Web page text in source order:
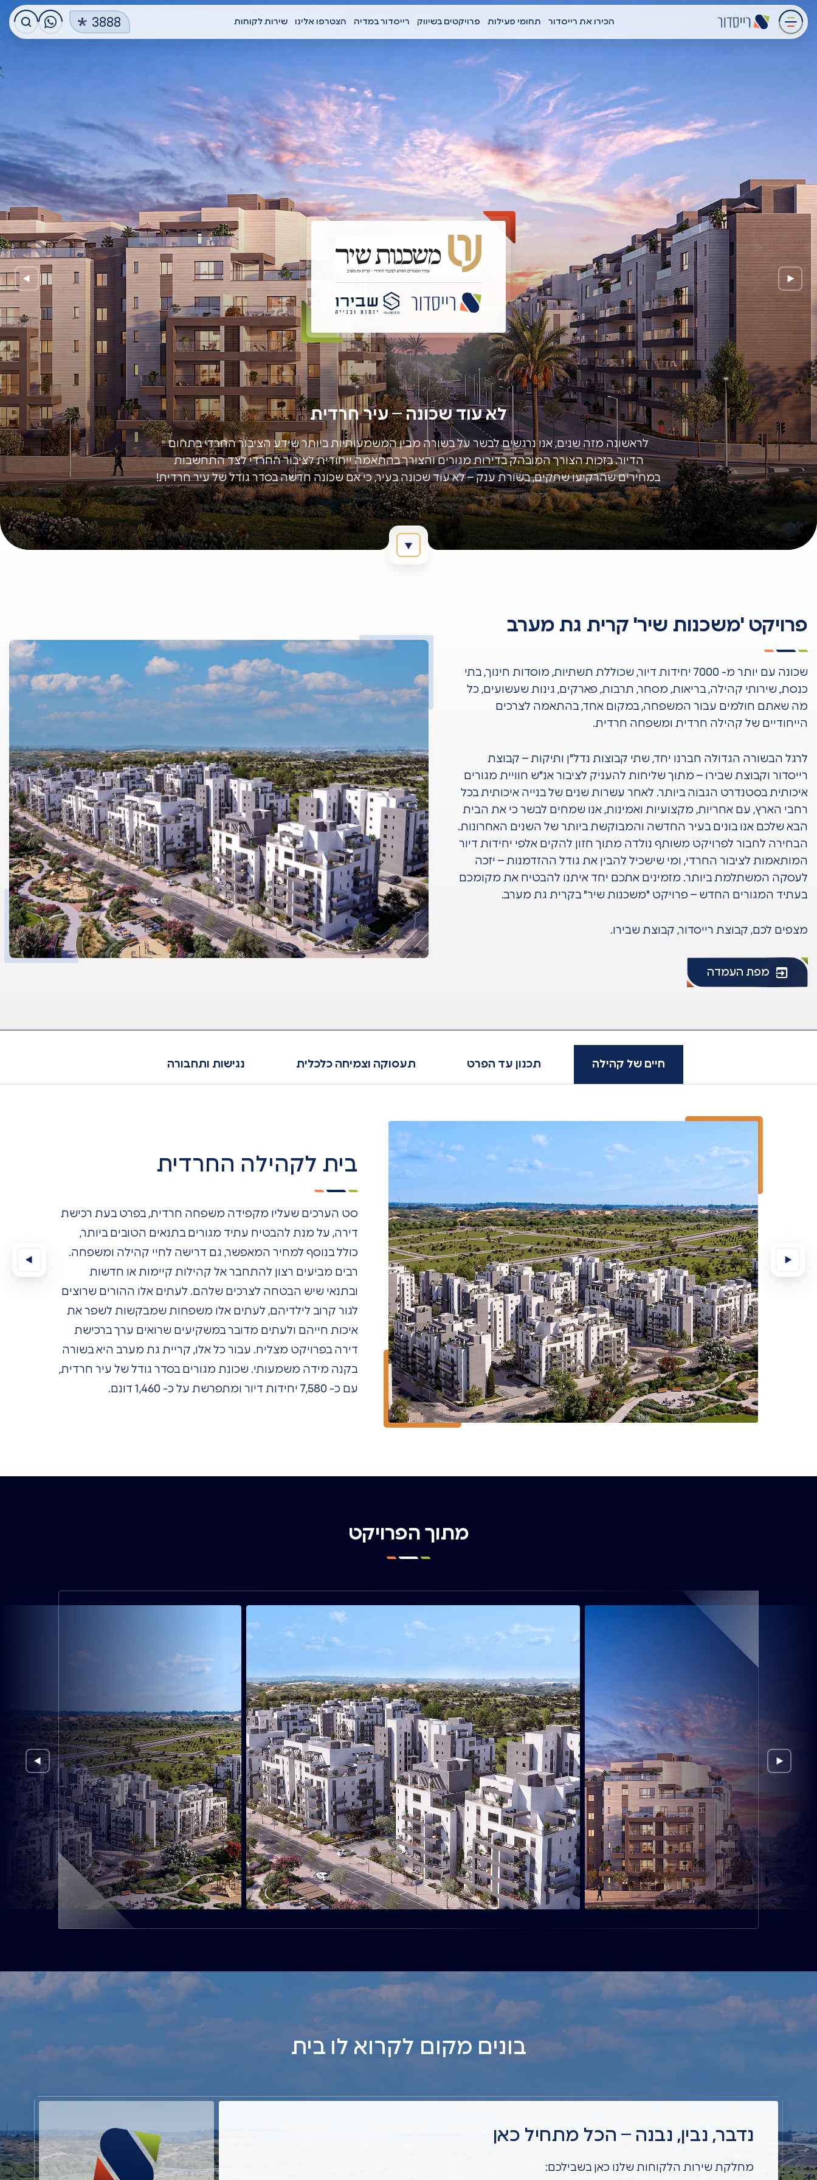
מעבר
לתוכן
הכירו את רייסדור תחומי פעילות פרויקטים בשיווק רייסדור במדיה הצטרפו אלינו שירות לקוחות 3888
לא עוד שכונה – עיר חרדית
לראשונה מזה שנים, אנו נרגשים לבשר על בשורה מבין המשמעותיות ביותר שידע הציבור החרדי בתחום
הדיור. בזכות הצורך המובהק בדירות מגורים והצורך בהתאמה ייחודית לציבור החרדי לצד התחשבות
במחירים שהרקיעו שחקים, בשורת ענק – לא עוד שכונה בעיר, כי אם שכונה חדשה בסדר גודל של עיר חרדית!
פרויקט 'משכנות שיר' קרית גת מערב
שכונה עם יותר מ- 7000 יחידות דיור, שכוללת תשתיות, מוסדות חינוך, בתי
כנסת, שירותי קהילה, בריאות, מסחר, תרבות, פארקים, גינות שעשועים, כל
מה שאתם חולמים עבור המשפחה, במקום אחד, בהתאמה לצרכים
הייחודיים של קהילה חרדית ומשפחה חרדית.
לרגל הבשורה הגדולה חברנו יחד, שתי קבוצות נדל"ן ותיקות – קבוצת
רייסדור וקבוצת שבירו – מתוך שליחות להעניק לציבור אנ"ש חוויית מגורים
איכותית בסטנדרט הגבוה ביותר. לאחר עשרות שנים של בנייה איכותית בכל
רחבי הארץ, עם אחריות, מקצועיות ואמינות, אנו שמחים לבשר כי את הבית
הבא שלכם אנו בונים בעיר החדשה והמבוקשת ביותר של השנים האחרונות.
הבחירה לחבור לפרויקט משותף נולדה מתוך חזון להקים אלפי יחידות דיור
המותאמות לציבור החרדי, ומי שישכיל להבין את גודל ההזדמנות – יזכה
לעסקה המשתלמת ביותר. מזמינים אתכם יחד איתנו להבטיח את מקומכם
בעתיד המגורים החדש – פרויקט "משכנות שיר" בקרית גת מערב.
מצפים לכם, קבוצת רייסדור, קבוצת שבירו.
מפת העמדה
חיים של קהילה תכנון עד הפרט תעסוקה וצמיחה כלכלית נגישות ותחבורה
בית לקהילה החרדית
סט הערכים שעליו מקפידה משפחה חרדית, בפרט בעת רכישת
דירה, על מנת להבטיח עתיד מגורים בתנאים הטובים ביותר,
כולל בנוסף למחיר המאפשר, גם דרישה לחיי קהילה ומשפחה.
רבים מביעים רצון להתחבר אל קהילות קיימות או חדשות
ובתנאי שיש הבטחה לצרכים שלהם. לעתים אלו ההורים שרוצים
לגור קרוב לילדיהם, לעתים אלו משפחות שמבקשות לשפר את
איכות חייהם ולעתים מדובר במשקיעים שרואים ערך ברכישת
דירה בפרויקט מצליח. עבור כל אלו, קריית גת מערב היא בשורה
בקנה מידה משמעותי. שכונת מגורים בסדר גודל של עיר חרדית,
עם כ- 7,580 יחידות דיור ומתפרשת על כ- 1,460 דונם.
מתוך הפרויקט
בונים מקום לקרוא לו בית
נדבר, נבין, נבנה – הכל מתחיל כאן
מחלקת שירות הלקוחות שלנו כאן בשבילכם: